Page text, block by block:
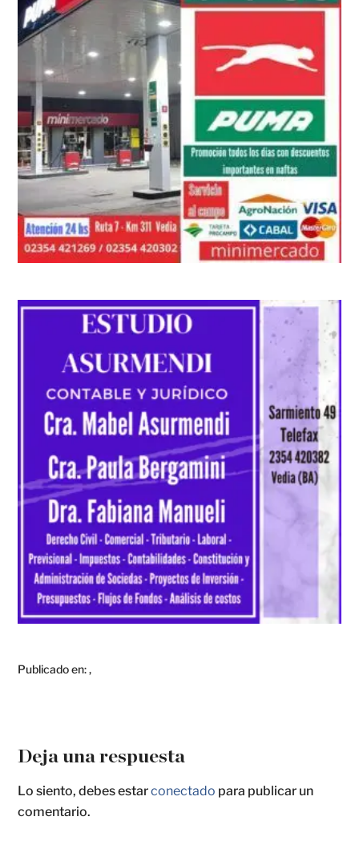
Publicado en:,
Deja una respuesta
Lo siento, debes estarconectado para publicar un
comentario.